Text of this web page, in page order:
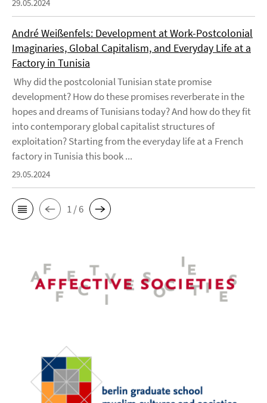
29.05.2024
André Weißenfels: Development at Work-Postcolonial
Imaginaries, Global Capitalism, and Everyday Life at a
Factory in Tunisia
Why did the postcolonial Tunisian state promise
development? How do these promises reverberate in the
hopes and dreams of Tunisians today? And how do they fit
into contemporary global capitalist structures of
exploitation? Starting from the everyday life at a French
factory in Tunisia this book ...
29.05.2024
1 / 6